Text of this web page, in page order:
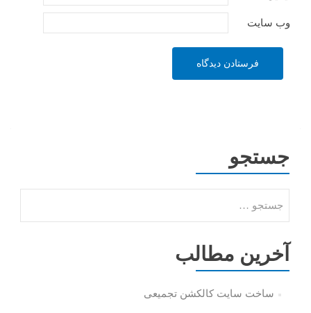
وب‌ سایت
جستجو
برای:
آخرین مطالب
ساخت سایت کالکشن تجمیعی